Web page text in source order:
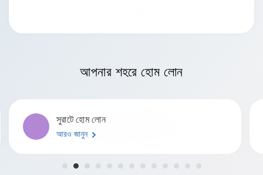
আপনার শহরে হোম লোন
সুরাটে হোম লোন
আরও জানুন